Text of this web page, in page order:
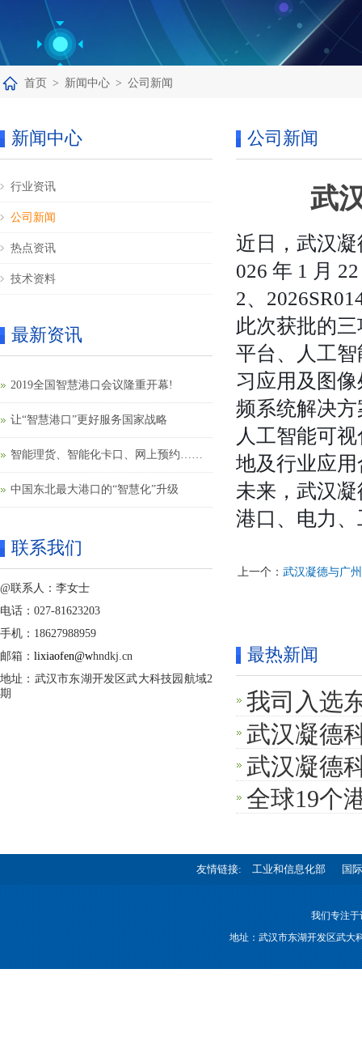
首页 > 新闻中心 > 公司新闻
新闻中心
行业资讯
公司新闻
热点资讯
技术资料
最新资讯
2019全国智慧港口会议隆重开幕!
让“智慧港口”更好服务国家战略
智能理货、智能化卡口、网上预约……
中国东北最大港口的“智慧化”升级
联系我们
@联系人：李女士
电话：027-81623203
手机：18627988959
邮箱： lixiaofen@whndkj.cn
地址：武汉市东湖开发区武大科技园航域2
期
公司新闻
武
近日，武汉
026 年 1 月
2、
此次获批的
平台、人工
习应用及图
频系统解决
人工智能可
地及行业应
未来，武汉
港口、电力
上一个： 武汉凝德与广
最热新闻
我司入选
武汉凝德
武汉凝德
全球19个
友情链接: 工业和信息化部 国
我们专注
地址：武汉市东湖开发区武大